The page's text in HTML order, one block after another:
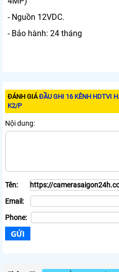
- Nguồn 12VDC.
- Bảo hành: 24 tháng
ĐÁNH GIÁĐẦU GHI 16 KÊNH HDTVI
K2/P
Nội dung:
Tên:
Email:
Phone: